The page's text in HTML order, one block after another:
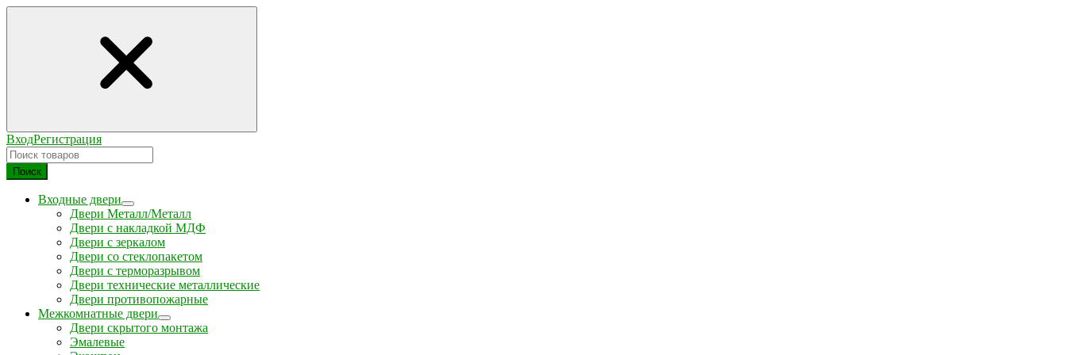
ВходРегистрация
Поиск
Входные двери
Двери Металл/Металл
Двери с накладкой МДФ
Двери с зеркалом
Двери со стеклопакетом
Двери с терморазрывом
Двери технические металлические
Двери противопожарные
Межкомнатные двери
Двери скрытого монтажа
Эмалевые